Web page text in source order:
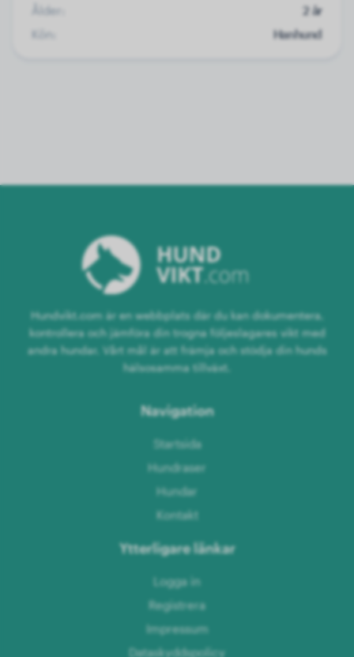
Ålder:
2 år
Kön:
Hanhund
Hundvikt.com är en webbplats där du kan dokumentera,
kontrollera och jämföra din trogna följeslagares vikt med
andra hundar. Vårt mål är att främja och stödja din hunds
hälsosamma tillväxt.
Navigation
Startsida
Hundraser
Hundar
Kontakt
Ytterligare länkar
Logga in
Registrera
Impressum
Dataskyddspolicy